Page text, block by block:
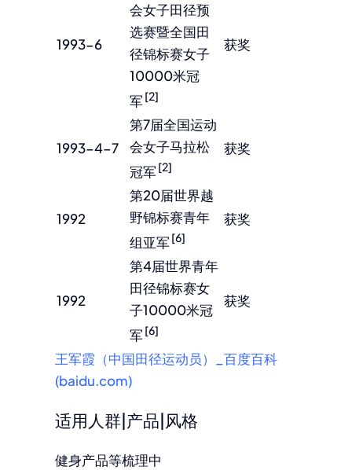
1993-6
会女子田径预
选赛暨全国田
径锦标赛女子
10000米冠
军 [2]
获奖
1993-4-7
第7届全国运动
会女子马拉松
冠军 [2]
获奖
1992
第20届世界越
野锦标赛青年
组亚军 [6]
获奖
1992
第4届世界青年
田径锦标赛女
子10000米冠
军 [6]
获奖
王军霞（中国田径运动员）_百度百科
(baidu.com)
适用人群|产品|风格
健身产品等梳理中